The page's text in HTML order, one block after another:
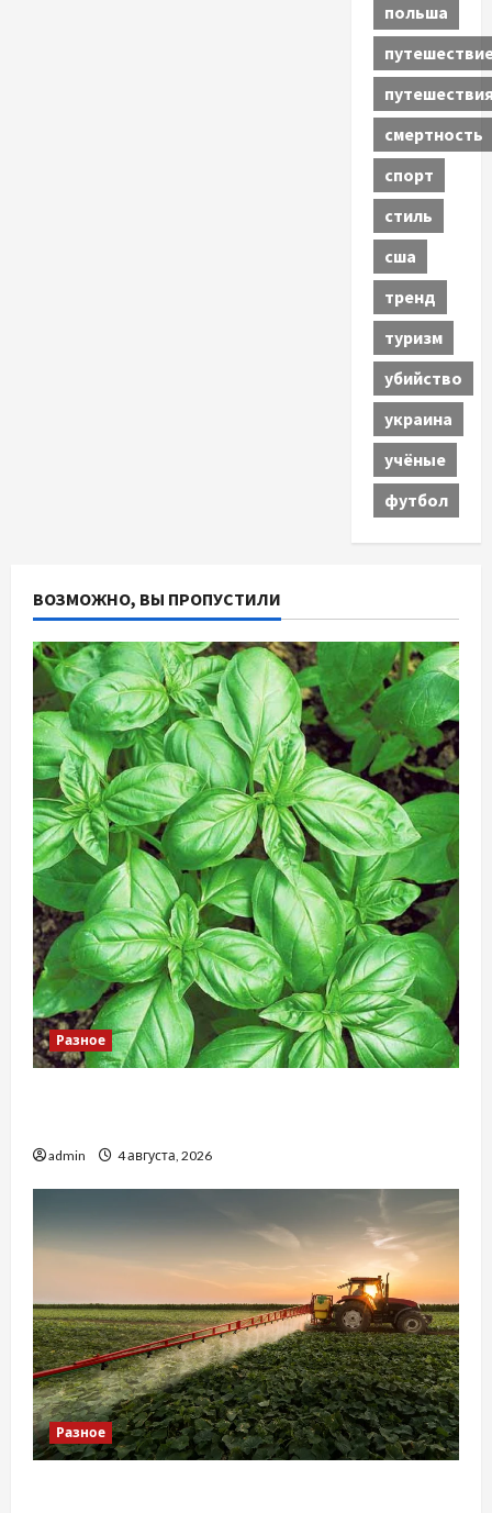
польша
смертность
спорт
стиль
сша
тренд
туризм
убийство
украина
учёные
футбол
ВОЗМОЖНО, ВЫ ПРОПУСТИЛИ
Разное
admin 4 августа, 2026
Разное